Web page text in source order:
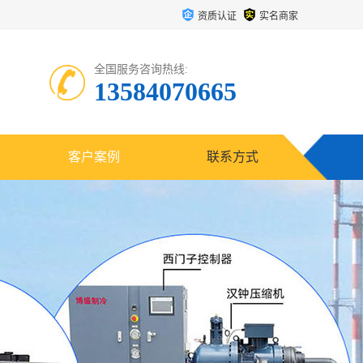
资质认证 实名商家
全国服务咨询热线:
13584070665
客户案例 联系方式